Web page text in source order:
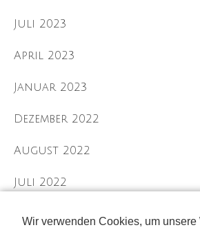
Wir verwenden Cookies, um unsere
Juli 2023
April 2023
Januar 2023
Dezember 2022
August 2022
Juli 2022
September 2021